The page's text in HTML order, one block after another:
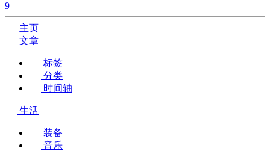
9
主页
文章
标签
分类
时间轴
生活
装备
音乐